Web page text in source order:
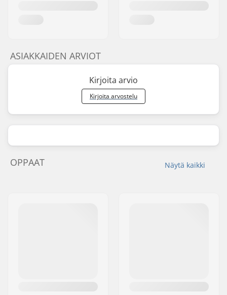
ASIAKKAIDEN ARVIOT
Kirjoita arvio
Kirjoita arvostelu
Näytä kaikki
OPPAAT